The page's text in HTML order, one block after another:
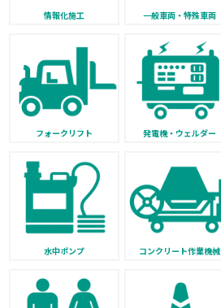
情報化施工 一般車両・特殊車両
フォークリフト 発電機・ウェルダー
水中ポンプ コンクリート作業機械